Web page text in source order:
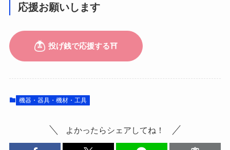
応援お願いします
機器・器具・機材・工具
よかったらシェアしてね！